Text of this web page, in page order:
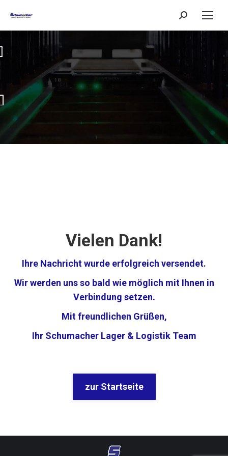
Search:
Vielen Dank!
Ihre Nachricht wurde erfolgreich versendet.
Wir werden uns so bald wie möglich mit Ihnen in
Verbindung setzen.
Mit freundlichen Grüßen,
Ihr Schumacher Lager & Logistik Team
zur Startseite